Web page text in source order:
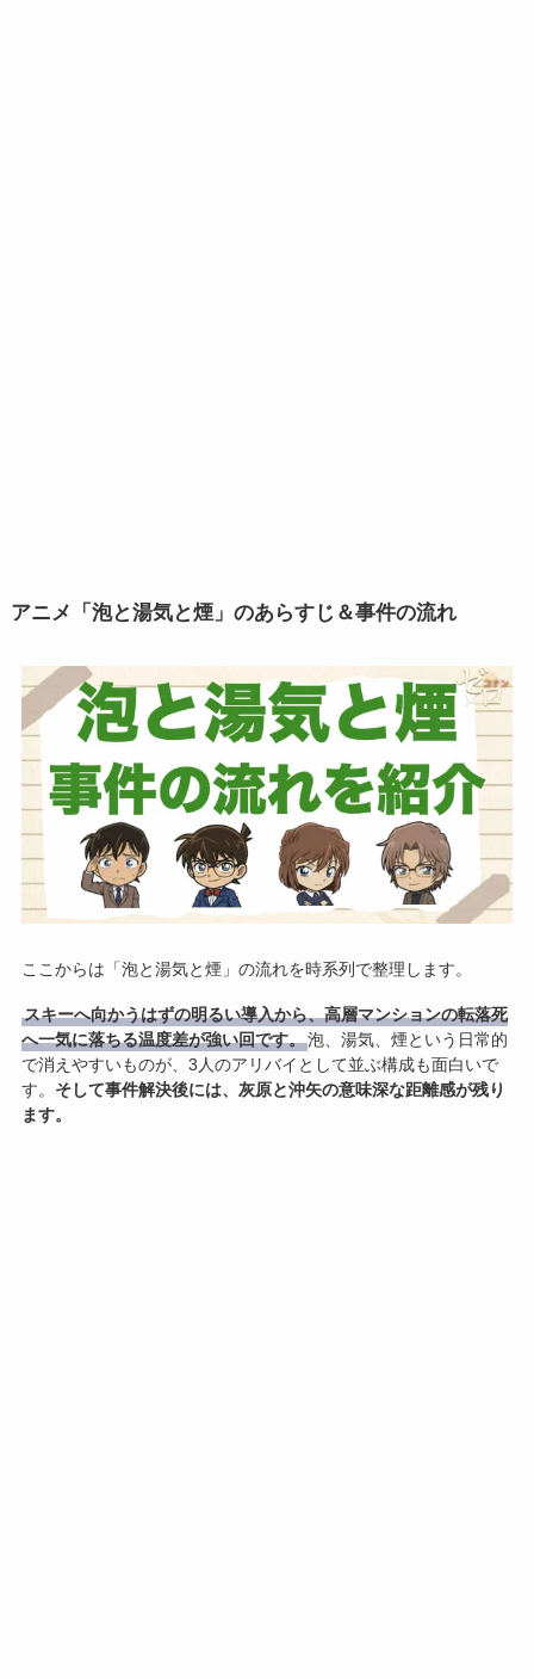
アニメ「泡と湯気と煙」のあらすじ＆事件の流れ
ここからは「泡と湯気と煙」の流れを時系列で整理します。
スキーへ向かうはずの明るい導入から、高層マンションの転落死
へ一気に落ちる温度差が強い回です。泡、湯気、煙という日常的
で消えやすいものが、3人のアリバイとして並ぶ構成も面白いで
す。 そして事件解決後には、灰原と沖矢の意味深な距離感が残り
ます。